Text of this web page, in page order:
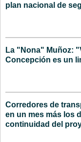
plan nacional de
La "Nona" Muñoz:
Concepción es un
Corredores de
en un mes más los
continuidad del